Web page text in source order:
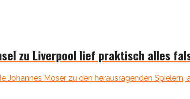
zu Liverpool lief praktisch alles
Johannes Moser zu den herausragenden Spielern,